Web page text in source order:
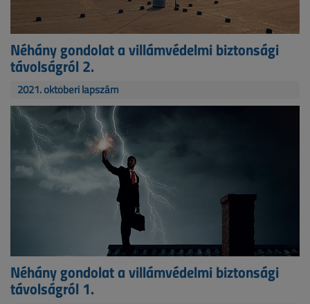
Néhány gondolat a villámvédelmi biztonsági
távolságról 2.
2021. októberi lapszám
Néhány gondolat a villámvédelmi biztonsági
távolságról 1.